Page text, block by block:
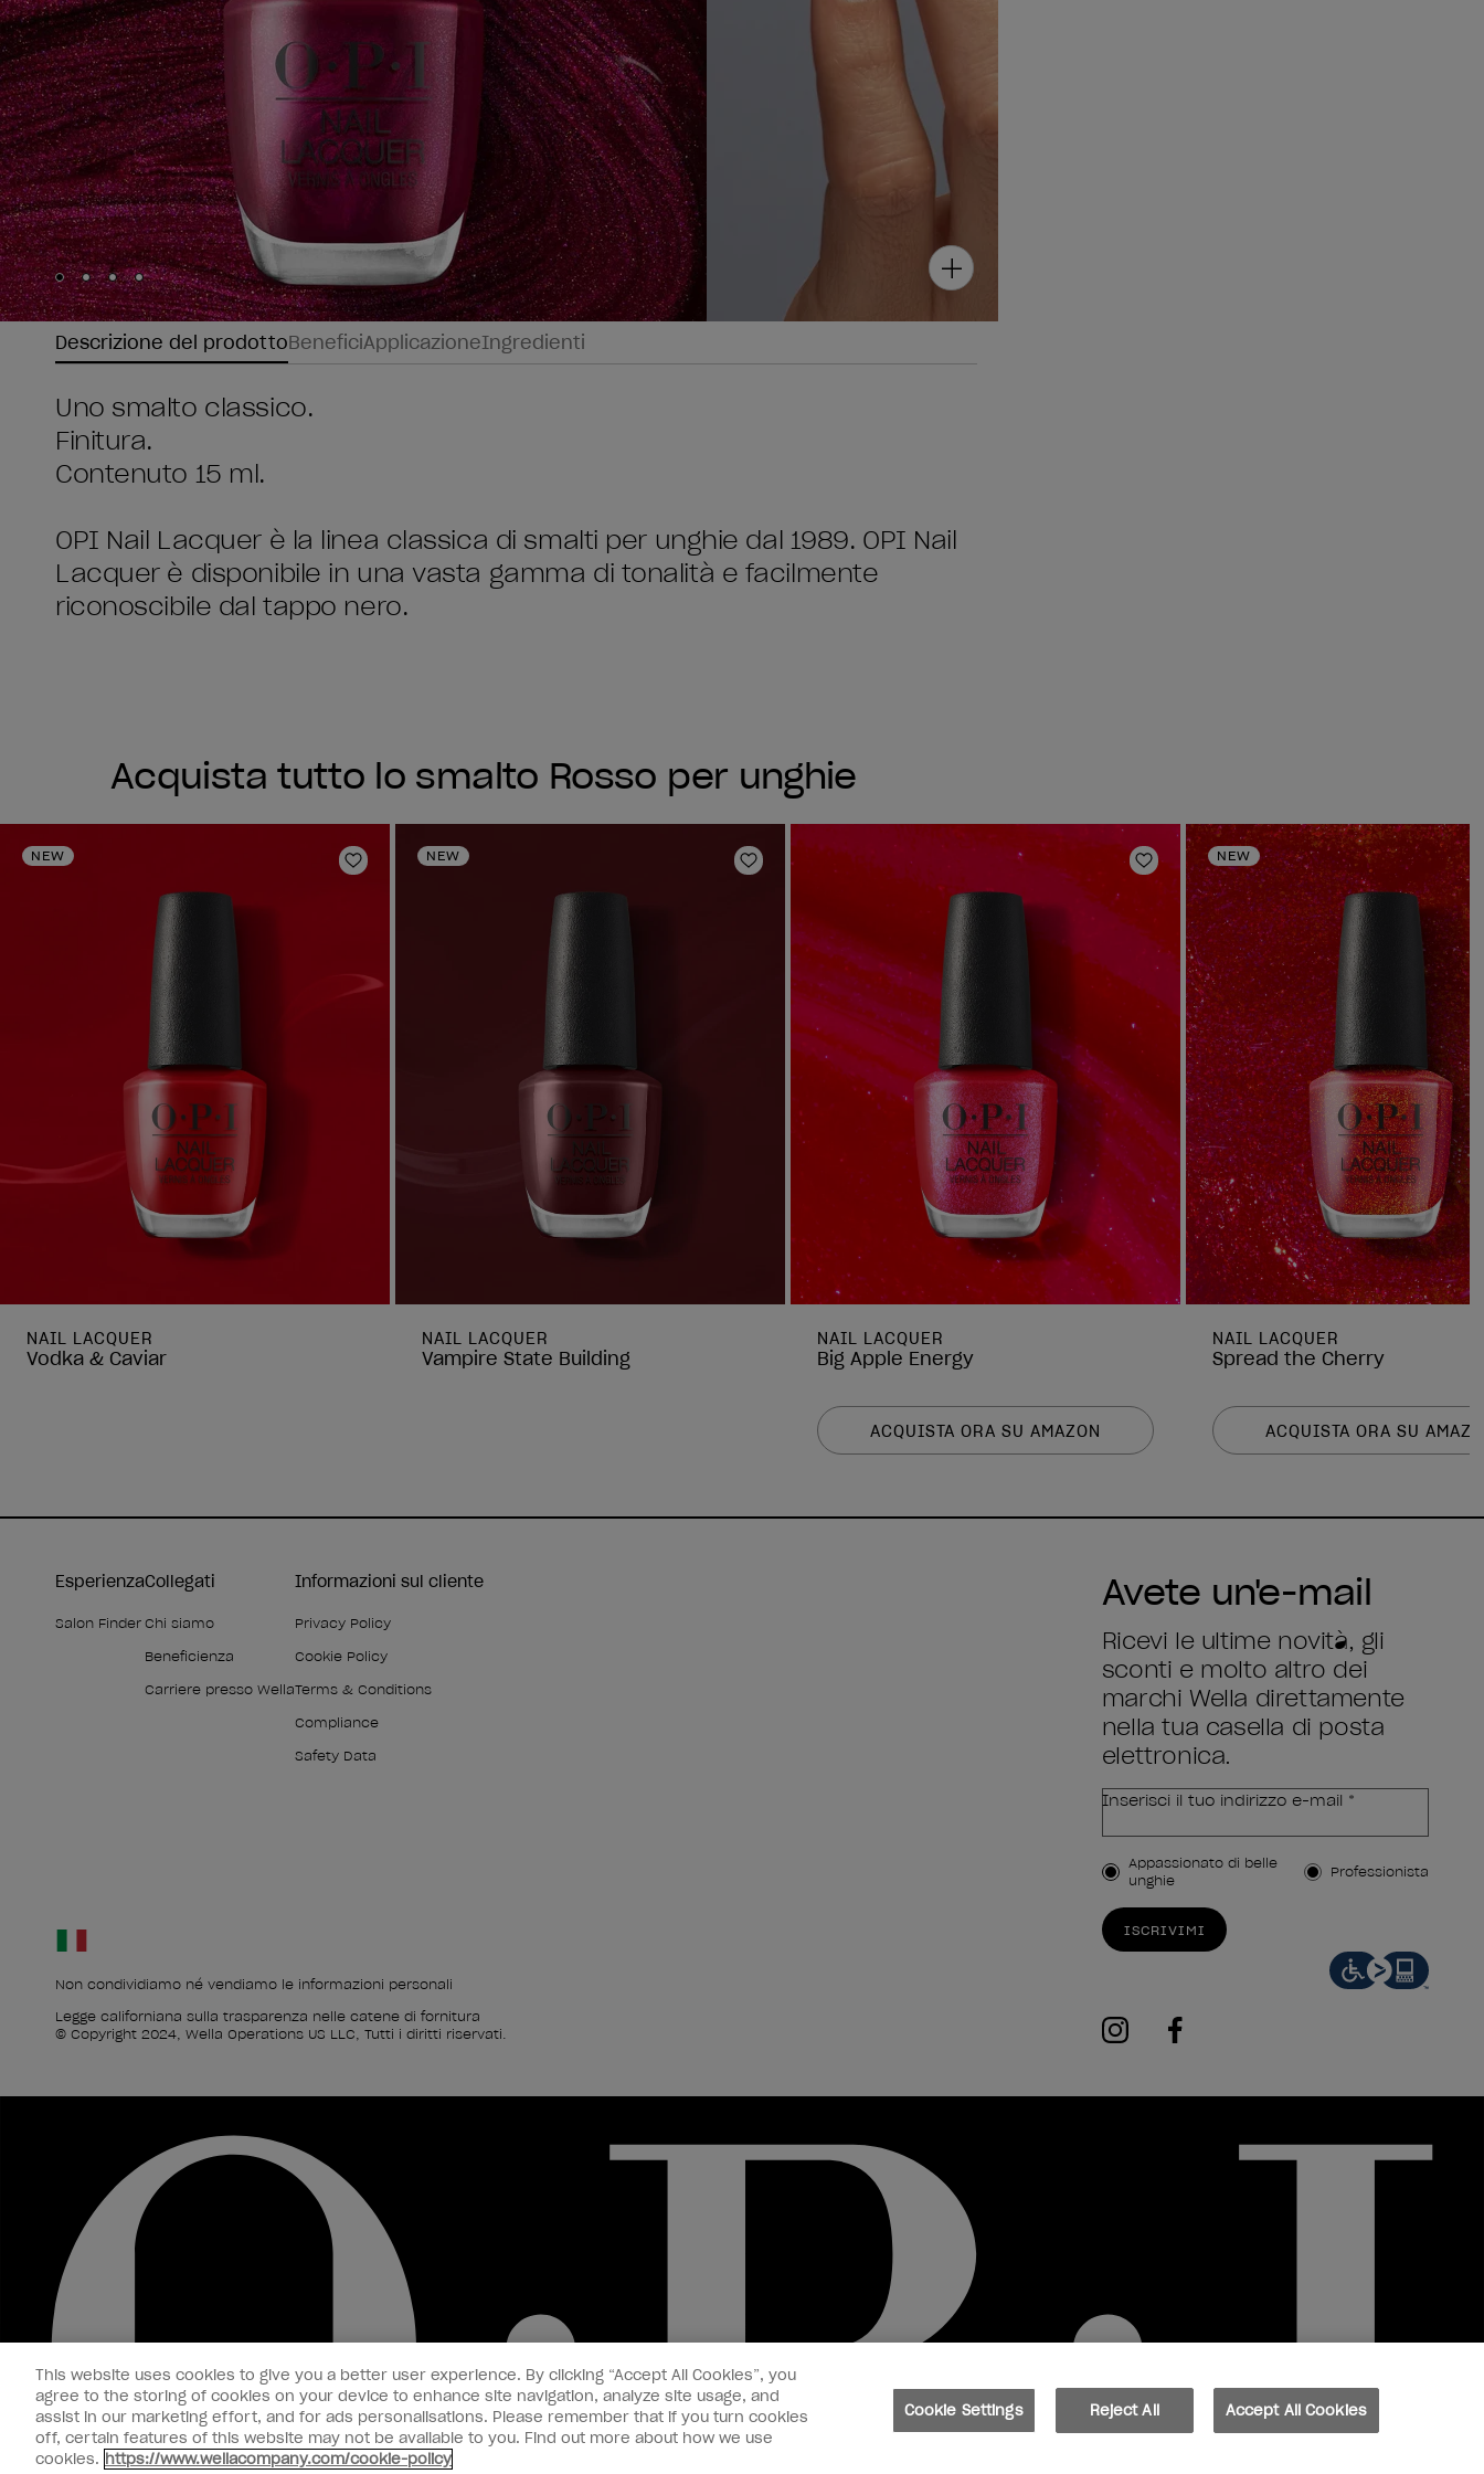
Skip to slide1
Skip to slide2
Skip to slide3
Skip to slide4
Descrizione del prodottoBeneficiApplicazioneIngredienti
Uno smalto classico.
Finitura.
Contenuto 15 ml.
OPI Nail Lacquer è la linea classica di smalti per unghie dal 1989. OPI Nail
Lacquer è disponibile in una vasta gamma di tonalità e facilmente
riconoscibile dal tappo nero.
Acquista tutto lo smalto Rosso per unghie
NEW
Aggiungi alla lista dei desideri
NAIL LACQUER
Vodka & Caviar
NEW
Aggiungi alla lista dei desideri
NAIL LACQUER
Vampire State Building
Aggiungi alla lista dei desideri
NAIL LACQUER
Big Apple Energy
ACQUISTA ORA SU AMAZON
NEW
NAIL LACQUER
Spread the Cherry
ACQUISTA ORA SU
Esperienza
Salon Finder
Collegati
Chi siamo
Beneficienza
Carriere presso Wella
Informazioni sul cliente
Privacy Policy
Cookie Policy
Terms & Conditions
Compliance
Safety Data
Non condividiamo né vendiamo le informazioni personali
Legge californiana sulla trasparenza nelle catene di fornitura
© Copyright 2024, Wella Operations US LLC, Tutti i diritti riservati.
Avete un'e-mail
Ricevi le ultime novità, gli
sconti e molto altro dei
marchi Wella direttamente
nella tua casella di posta
elettronica.
Inserisci il tuo indirizzo e-mail *
Tipo di cliente
Appassionato di belle
unghie
Professionista
ISCRIVIMI
This website uses cookies to give you a better user experience. By clicking “Accept All Cookies”, you
agree to the storing of cookies on your device to enhance site navigation, analyze site usage, and
assist in our marketing effort, and for ads personalisations. Please remember that if you turn cookies
off, certain features of this website may not be available to you. Find out more about how we use
cookies. https://www.wellacompany.com/cookie-policy
Cookie Settings Reject All Accept All Cookies